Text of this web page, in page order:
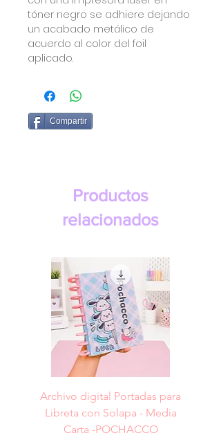
tóner negro se adhiere dejando
un acabado metálico de
acuerdo al color del foil
aplicado.
Compartir
Productos
relacionados
Archivo digital Portadas para
Libreta con Solapa - Media
Carta -POCHACCO